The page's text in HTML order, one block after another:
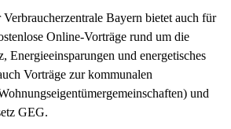
Bayern bietet auch für
Online-Vorträge rund um die
Energieeinsparungen und energetisches
Vorträge zur kommunalen
und
GEG.